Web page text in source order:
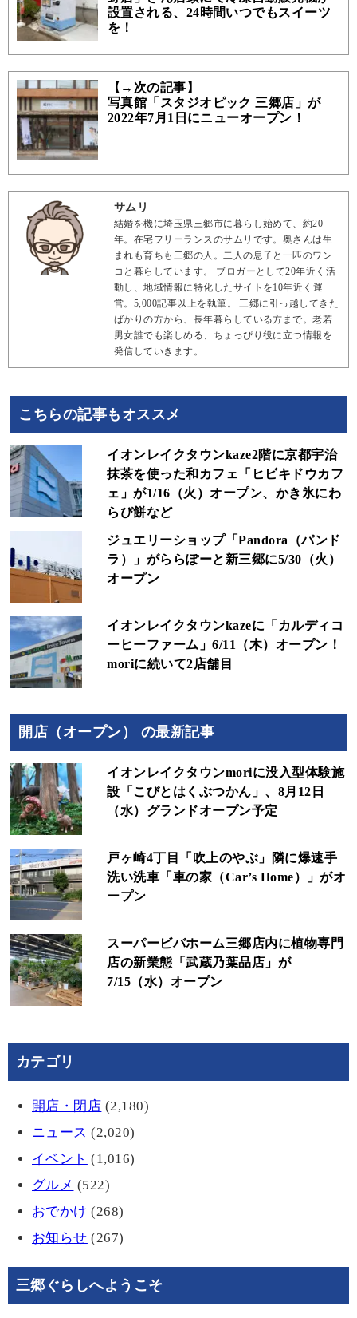
設置される、24時間いつでもスイーツ
を！
【→次の記事】
写真館「スタジオピック 三郷店」が
2022年7月1日にニューオープン！
サムリ
結婚を機に埼玉県三郷市に暮らし始めて、約20
年。在宅フリーランスのサムリです。奥さんは生
まれも育ちも三郷の人。二人の息子と一匹のワン
コと暮らしています。 ブロガーとして20年近く活
動し、地域情報に特化したサイトを10年近く運
営。5,000記事以上を執筆。 三郷に引っ越してきた
ばかりの方から、長年暮らしている方まで。老若
男女誰でも楽しめる、ちょっぴり役に立つ情報を
発信していきます。
こちらの記事もオススメ
イオンレイクタウンkaze2階に京都宇治
抹茶を使った和カフェ「ヒビキドウカフ
ェ」が1/16（火）オープン、かき氷にわ
らび餅など
ジュエリーショップ「Pandora（パンド
ラ）」がららぽーと新三郷に5/30（火）
オープン
イオンレイクタウンkazeに「カルディコ
ーヒーファーム」6/11（木）オープン！
moriに続いて2店舗目
開店（オープン） の最新記事
イオンレイクタウンmoriに没入型体験施
設「こびとはくぶつかん」、8月12日
（水）グランドオープン予定
戸ヶ崎4丁目「吹上のやぶ」隣に爆速手
洗い洗車「車の家（Car’s Home）」がオ
ープン
スーパービバホーム三郷店内に植物専門
店の新業態「武蔵乃葉品店」が
7/15（水）オープン
カテゴリ
開店・閉店 (2,180)
ニュース (2,020)
イベント (1,016)
グルメ (522)
おでかけ (268)
お知らせ (267)
三郷ぐらしへようこそ